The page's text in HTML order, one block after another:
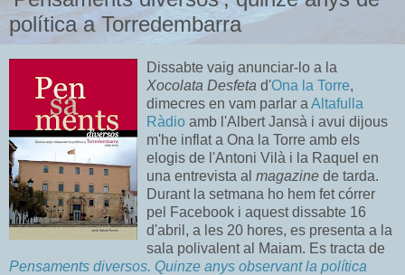
política a Torredembarra
Dissabte vaig anunciar-lo a la
Xocolata Desfeta d'Ona la Torre,
dimecres en vam parlar a Altafulla
Ràdio amb l'Albert Jansà i avui dijous
m'he inflat a Ona la Torre amb els
elogis de l'Antoni Vilà i la Raquel en
una entrevista al magazine de tarda.
Durant la setmana ho hem fet córrer
pel Facebook i aquest dissabte 16
d'abril, a les 20 hores, es presenta a la
sala polivalent al Maiam. Es tracta de
Pensaments diversos. Quinze anys observant la política